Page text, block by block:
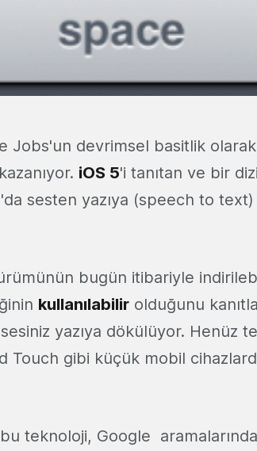
Jobs'un devrimsel basitlik olarak
iOS 5'i tanıtan ve bir
sesten yazıya (speech to
bugün itibariyle
kullanılabilir olduğunu
yazıya dökülüyor. Henüz
Touch gibi küçük mobil
teknoloji, Google